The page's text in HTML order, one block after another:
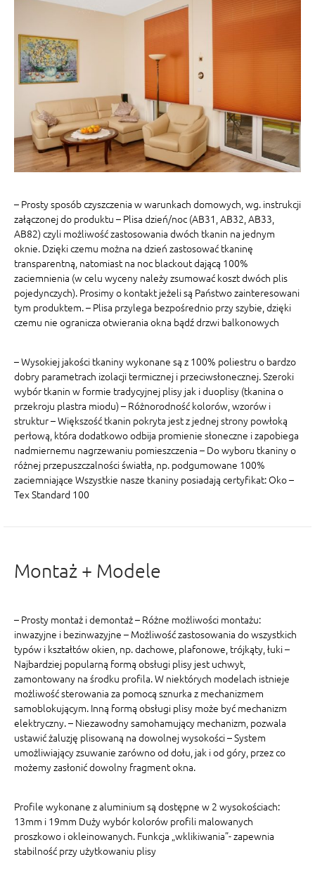
– Prosty sposób czyszczenia w warunkach domowych, wg. instrukcji
załączonej do produktu – Plisa dzień/noc (AB31, AB32, AB33,
AB82) czyli możliwość zastosowania dwóch tkanin na jednym
oknie. Dzięki czemu można na dzień zastosować tkaninę
transparentną, natomiast na noc blackout dającą 100%
zaciemnienia (w celu wyceny należy zsumować koszt dwóch plis
pojedynczych). Prosimy o kontakt jeżeli są Państwo zainteresowani
tym produktem. – Plisa przylega bezpośrednio przy szybie, dzięki
czemu nie ogranicza otwierania okna bądź drzwi balkonowych
– Wysokiej jakości tkaniny wykonane są z 100% poliestru o bardzo
dobry parametrach izolacji termicznej i przeciwsłonecznej. Szeroki
wybór tkanin w formie tradycyjnej plisy jak i duoplisy (tkanina o
przekroju plastra miodu) – Różnorodność kolorów, wzorów i
struktur – Większość tkanin pokryta jest z jednej strony powłoką
perłową, która dodatkowo odbija promienie słoneczne i zapobiega
nadmiernemu nagrzewaniu pomieszczenia – Do wyboru tkaniny o
różnej przepuszczalności światła, np. podgumowane 100%
zaciemniające Wszystkie nasze tkaniny posiadają certyfikat: Oko –
Tex Standard 100
Montaż + Modele
– Prosty montaż i demontaż – Różne możliwości montażu:
inwazyjne i bezinwazyjne – Możliwość zastosowania do wszystkich
typów i kształtów okien, np. dachowe, plafonowe, trójkąty, łuki –
Najbardziej popularną formą obsługi plisy jest uchwyt,
zamontowany na środku profila. W niektórych modelach istnieje
możliwość sterowania za pomocą sznurka z mechanizmem
samoblokującym. Inną formą obsługi plisy może być mechanizm
elektryczny. – Niezawodny samohamujący mechanizm, pozwala
ustawić żaluzję plisowaną na dowolnej wysokości – System
umożliwiający zsuwanie zarówno od dołu, jak i od góry, przez co
możemy zasłonić dowolny fragment okna.
Profile wykonane z aluminium są dostępne w 2 wysokościach:
13mm i 19mm Duży wybór kolorów profili malowanych
proszkowo i okleinowanych. Funkcja „wklikiwania”- zapewnia
stabilność przy użytkowaniu plisy